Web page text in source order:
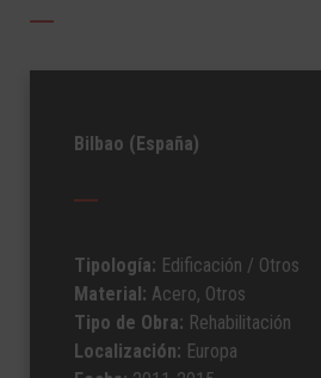
Bilbao (España)
Tipología: Edificación / Otros
Material: Acero, Otros
Tipo de Obra: Rehabilitación
Localización: Europa